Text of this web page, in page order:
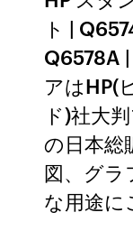
ト |
Q6578A
アはHP(
ド)社大
の日本総
図、グラ
な用途に